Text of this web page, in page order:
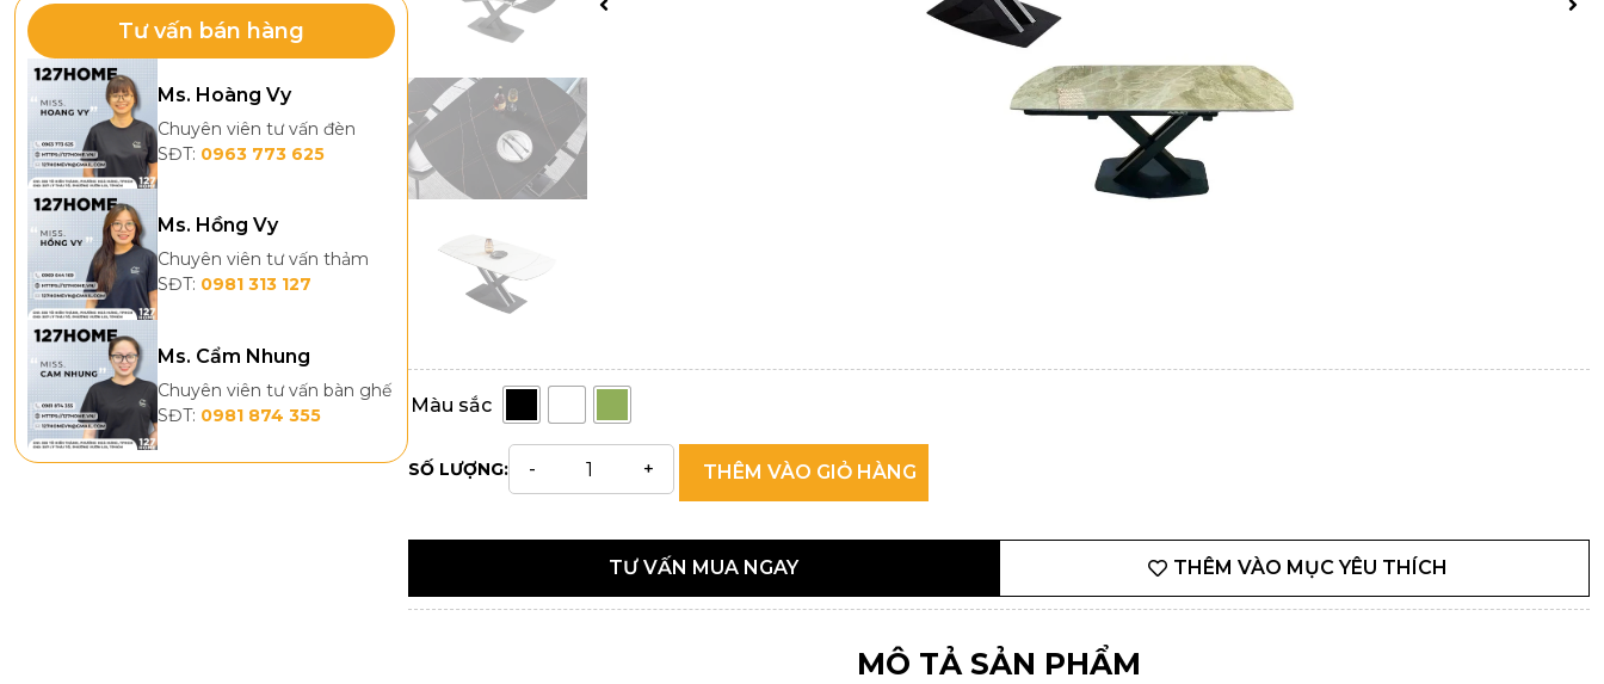
Tư vấn bán hàng
Ms. Hoàng Vy
Chuyên viên tư vấn đèn
SĐT: 0963 773 625
Ms. Hồng Vy
Chuyên viên tư vấn thảm
SĐT: 0981 313 127
Ms. Cẩm Nhung
Chuyên viên tư vấn bàn ghế
SĐT: 0981 874 355 Màu sắc
SỐ LƯỢNG: THÊM VÀO GIỎ HÀNG
TƯ VẤN MUA NGAY THÊM VÀO MỤC YÊU THÍCH
MÔ TẢ SẢN PHẨM